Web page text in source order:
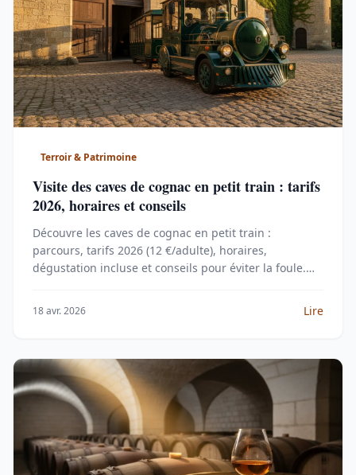
Terroir & Patrimoine
Visite des caves de cognac en petit train : tarifs
2026, horaires et conseils
Découvre les caves de cognac en petit train :
parcours, tarifs 2026 (12 €/adulte), horaires,
dégustation incluse et conseils pour éviter la foule.
18 avr. 2026 Lire